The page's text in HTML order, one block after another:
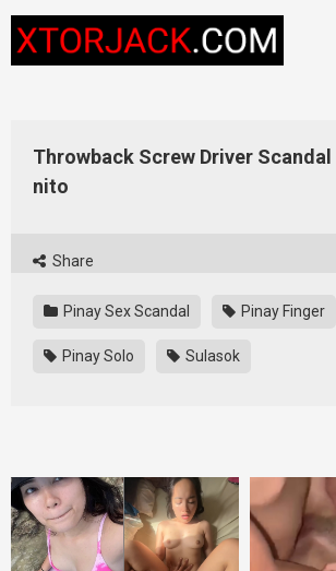
content
Throwback Screw Driver
nito
Share
Pinay Sex Scandal Pinay Finger
Pinay Solo Sulasok